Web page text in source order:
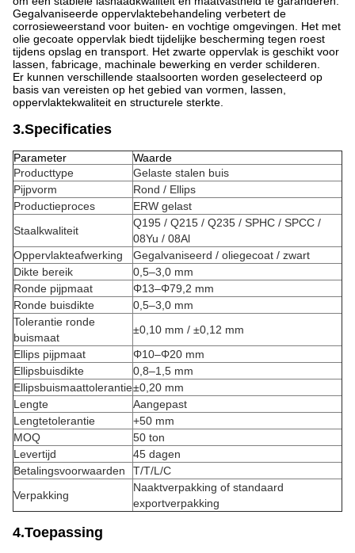
Gegalvaniseerde oppervlaktebehandeling verbetert de
corrosieweerstand voor buiten- en vochtige omgevingen. Het met
olie gecoate oppervlak biedt tijdelijke bescherming tegen roest
tijdens opslag en transport. Het zwarte oppervlak is geschikt voor
lassen, fabricage, machinale bewerking en verder schilderen.
Er kunnen verschillende staalsoorten worden geselecteerd op
basis van vereisten op het gebied van vormen, lassen,
oppervlaktekwaliteit en structurele sterkte.
3.Specificaties
Parameter
Waarde
Producttype
Gelaste stalen buis
Pijpvorm
Rond / Ellips
Productieproces
ERW gelast
Staalkwaliteit
Q195 / Q215 / Q235 / SPHC / SPCC /
08Yu / 08Al
Oppervlakteafwerking
Gegalvaniseerd / oliegecoat / zwart
Dikte bereik
0,5–3,0 mm
Ronde pijpmaat
Φ13–Φ79,2 mm
Ronde buisdikte
0,5–3,0 mm
Tolerantie ronde
buismaat
±0,10 mm / ±0,12 mm
Ellips pijpmaat
Φ10–Φ20 mm
Ellipsbuisdikte
0,8–1,5 mm
Ellipsbuismaattolerantie±0,20 mm
Lengte
Aangepast
Lengtetolerantie
+50 mm
MOQ
50 ton
Levertijd
45 dagen
Betalingsvoorwaarden
T/T/L/C
Verpakking
Naaktverpakking of standaard
exportverpakking
4.Toepassing